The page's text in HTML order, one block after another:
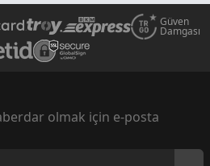
Güven
Damgası
olmak için e-posta